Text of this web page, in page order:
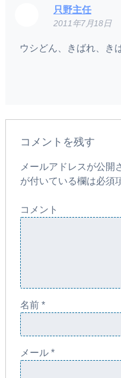
只野主任
2011年7月18日
ウシどん、きばれ、き
コメントを残す
メールアドレスが公開
が付いている欄は必須
コメント
名前 *
メール *